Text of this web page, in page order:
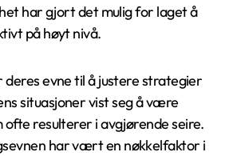
har gjort det mulig for laget å
på høyt nivå.
evne til å justere strategier
situasjoner vist seg å være
ofte resulterer i avgjørende seire.
har vært en nøkkelfaktor i